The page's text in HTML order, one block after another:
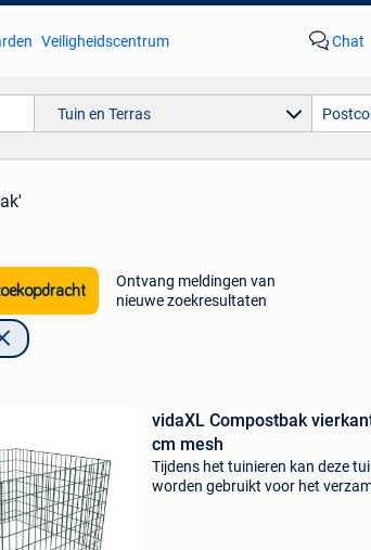
Veiligheidscentrum Chat
Tuin en Terras
Ontvang meldingen van
nieuwe zoekresultaten
vidaXL Compostbak
cm mesh
Tijdens het tuinieren kan deze
worden gebruikt voor het